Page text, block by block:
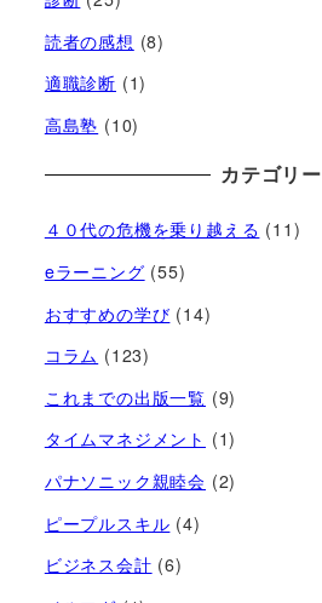
読者の感想 (8)
適職診断 (1)
高島塾 (10)
カテゴリー
４０代の危機を乗り越える (11)
eラーニング (55)
おすすめの学び (14)
コラム (123)
これまでの出版一覧 (9)
タイムマネジメント (1)
パナソニック親睦会 (2)
ピープルスキル (4)
ビジネス会計 (6)